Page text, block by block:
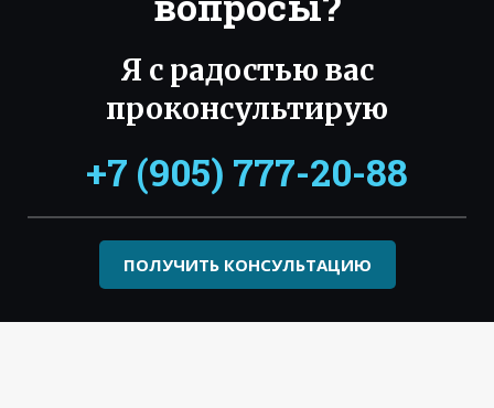
Я с радостью вас
проконсультирую
+7 (905) 777-20-88
ПОЛУЧИТЬ КОНСУЛЬТАЦИЮ